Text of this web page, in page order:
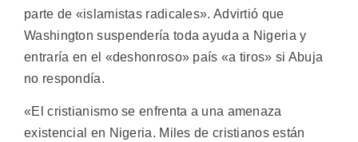
parte de «islamistas radicales». Advirtió que
Washington suspendería toda ayuda a Nigeria y
entraría en el «deshonroso» país «a tiros» si Abuja
no respondía.
«El cristianismo se enfrenta a una amenaza
existencial en Nigeria. Miles de cristianos están